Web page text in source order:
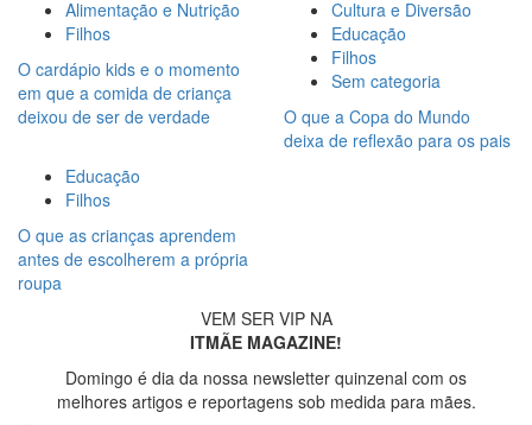
Alimentação e Nutrição
Filhos
O cardápio kids e o momento
em que a comida de criança
deixou de ser de verdade
Cultura e Diversão
Educação
Filhos
Sem categoria
O que a Copa do Mundo
deixa de reflexão para os pais
Educação
Filhos
O que as crianças aprendem
antes de escolherem a própria
roupa
VEM SER VIP NA
ITMÃE MAGAZINE!
Domingo é dia da nossa newsletter quinzenal com os
melhores artigos e reportagens sob medida para mães.